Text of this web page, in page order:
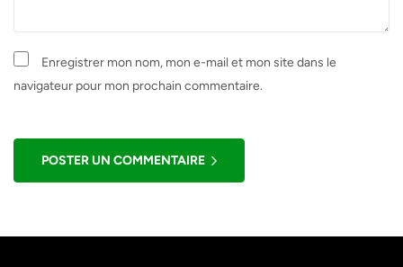
Enregistrer mon nom, mon e-mail et mon site dans le
navigateur pour mon prochain commentaire.
POSTER UN COMMENTAIRE